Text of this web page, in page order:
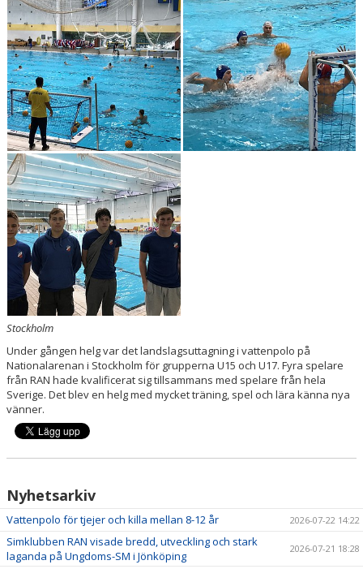
SEGEVÅNGSBADET
KLUBBSHOP
BLI SPONSOR
ANTIDOPING
KUL I MALMÖ – RIBBAN 2026
Stockholm
Under gången helg var det landslagsuttagning i vattenpolo på
Nationalarenan i Stockholm för grupperna U15 och U17. Fyra spelare
från RAN hade kvalificerat sig tillsammans med spelare från hela
Sverige. Det blev en helg med mycket träning, spel och lära känna nya
vänner.
Nyhetsarkiv
Vattenpolo för tjejer och killa mellan 8-12 år 2026-07-22 14:22
Simklubben RAN visade bredd, utveckling och stark
laganda på Ungdoms-SM i Jönköping
2026-07-21 18:28